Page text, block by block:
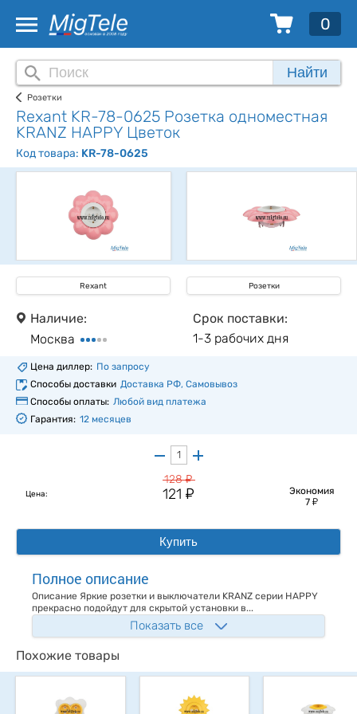
0
Найти
Розетки
Rexant KR-78-0625 Розетка одноместная
KRANZ HAPPY Цветок
Код товара: KR-78-0625
Rexant Розетки
Наличие:
Москва
Срок поставки:
1-3 рабочих дня
Цена диллер: По запросу
Способы доставки Доставка РФ, Самовывоз
Способы оплаты: Любой вид платежа
Гарантия: 12 месяцев
Цена:
128у
121у
Экономия
7у
Купить
Полное описание
Описание Яркие розетки и выключатели KRANZ серии HAPPY
прекрасно подойдут для скрытой установки в...
Показать все
Похожие товары